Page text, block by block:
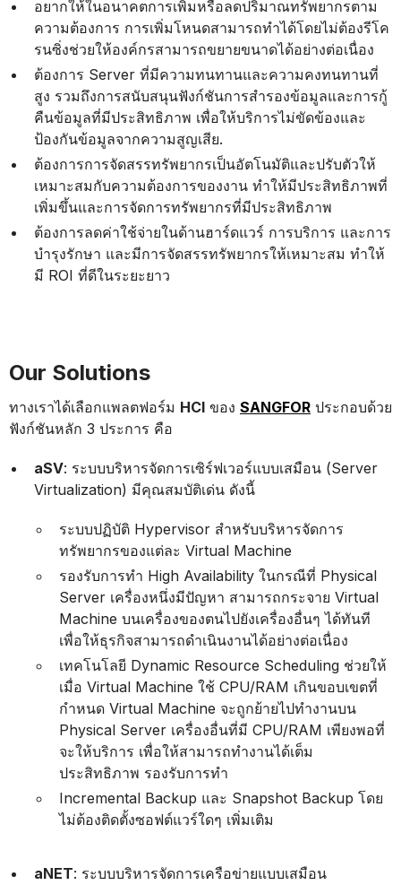
อยากให้ในอนาคตการเพิ่มหรือลดปริมาณทรัพยากรตาม
ความต้องการ การเพิ่มโหนดสามารถทำได้โดยไม่ต้องรีโค
รนซิ่งช่วยให้องค์กรสามารถขยายขนาดได้อย่างต่อเนื่อง
ต้องการ Server ที่มีความทนทานและความคงทนทานที่
สูง รวมถึงการสนับสนุนฟังก์ชันการสำรองข้อมูลและการกู้
คืนข้อมูลที่มีประสิทธิภาพ เพื่อให้บริการไม่ขัดข้องและ
ป้องกันข้อมูลจากความสูญเสีย.
ต้องการการจัดสรรทรัพยากรเป็นอัตโนมัติและปรับตัวให้
เหมาะสมกับความต้องการของงาน ทำให้มีประสิทธิภาพที่
เพิ่มขึ้นและการจัดการทรัพยากรที่มีประสิทธิภาพ
ต้องการลดค่าใช้จ่ายในด้านฮาร์ดแวร์ การบริการ และการ
บำรุงรักษา และมีการจัดสรรทรัพยากรให้เหมาะสม ทำให้
มี ROI ที่ดีในระยะยาว
Our Solutions
ทางเราได้เลือกแพลตฟอร์ม HCI ของ SANGFOR ประกอบด้วย
ฟังก์ชันหลัก 3 ประการ คือ
aSV: ระบบบริหารจัดการเซิร์ฟเวอร์แบบเสมือน (Server
Virtualization) มีคุณสมบัติเด่น ดังนี้
ระบบปฏิบัติ Hypervisor สำหรับบริหารจัดการ
ทรัพยากรของแต่ละ Virtual Machine
รองรับการทำ High Availability ในกรณีที่ Physical
Server เครื่องหนึ่งมีปัญหา สามารถกระจาย Virtual
Machine บนเครื่องของตนไปยังเครื่องอื่นๆ ได้ทันที
เพื่อให้ธุรกิจสามารถดำเนินงานได้อย่างต่อเนื่อง
เทคโนโลยี Dynamic Resource Scheduling ช่วยให้
เมื่อ Virtual Machine ใช้ CPU/RAM เกินขอบเขตที่
กำหนด Virtual Machine จะถูกย้ายไปทำงานบน
Physical Server เครื่องอื่นที่มี CPU/RAM เพียงพอที่
จะให้บริการ เพื่อให้สามารถทำงานได้เต็ม
ประสิทธิภาพ รองรับการทำ
Incremental Backup และ Snapshot Backup โดย
ไม่ต้องติดตั้งซอฟต์แวร์ใดๆ เพิ่มเติม
aNET: ระบบบริหารจัดการเครือข่ายแบบเสมือน